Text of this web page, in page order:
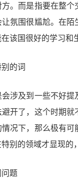
。而是指要在整
氛围很尴尬。在
该国很好的学习和
的词
涉及到一些不好
开了，这个时期
况下，那么极有
别的领域才显现的
题